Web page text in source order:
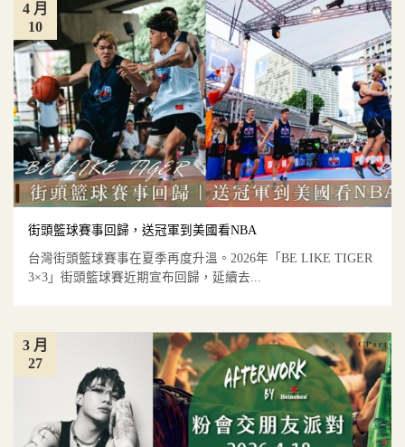
街頭籃球賽事回歸，送冠軍到美國看NBA
台灣街頭籃球賽事在夏季再度升溫。2026年「BE LIKE TIGER
3×3」街頭籃球賽近期宣布回歸，延續去...
10
4 月
27
3 月